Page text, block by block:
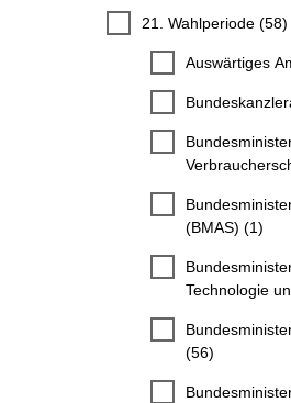
21. Wahlperiode (58)
Auswärtiges
(BMAS) (1)
Technologie
(56)